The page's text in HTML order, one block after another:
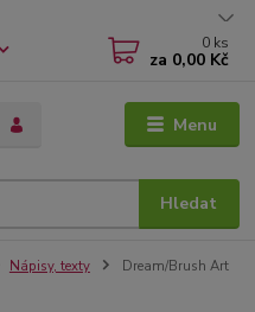
Menu
Hledat
0 ks
za 0,00 Kč
Nápisy, texty
Dream/Brush Art